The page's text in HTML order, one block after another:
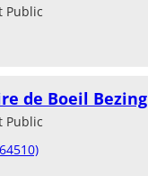
Public
de Boeil Bezing
Public